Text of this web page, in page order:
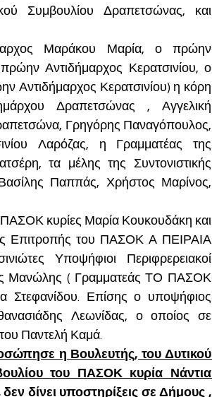
Συμβουλίου Δραπετσώνας, και
Μαράκου Μαρία, ο πρώην
Αντιδήμαρχος Κερατσινίου, ο
Αντιδήμαρχος Κερατσινίου) η κόρη
Δραπετσώνας , Αγγελική
Γρηγόρης Παναγόπουλος,
Λαρόζας, η Γραμματέας της
τα μέλης της Συντονιστικής
Παππάς, Χρήστος Μαρίνος,
κυρίες Μαρία Κουκουδάκη και
Επιτροπής του ΠΑΣΟΚ Α ΠΕΙΡΑΙΑ
Υποψήφιοι Περιφρερειακοί
Μανώλης ( Γραμματεάς ΤΟ ΠΑΣΟΚ
Επίσης ο υποψήφιος
Λεωνίδας, ο οποίος σε
Παντελή Καμά.
η Βουλευτής, του Δυτικού
του ΠΑΣΟΚ κυρία Νάντια
δίνει υποστηρίξεις σε Δήμους ,